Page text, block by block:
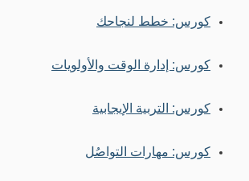
كورس: خطط لنجاحك
كورس: إدارة الوقت والأولويات
كورس: التربية الإيجابية
كورس: مهارات التواصُل